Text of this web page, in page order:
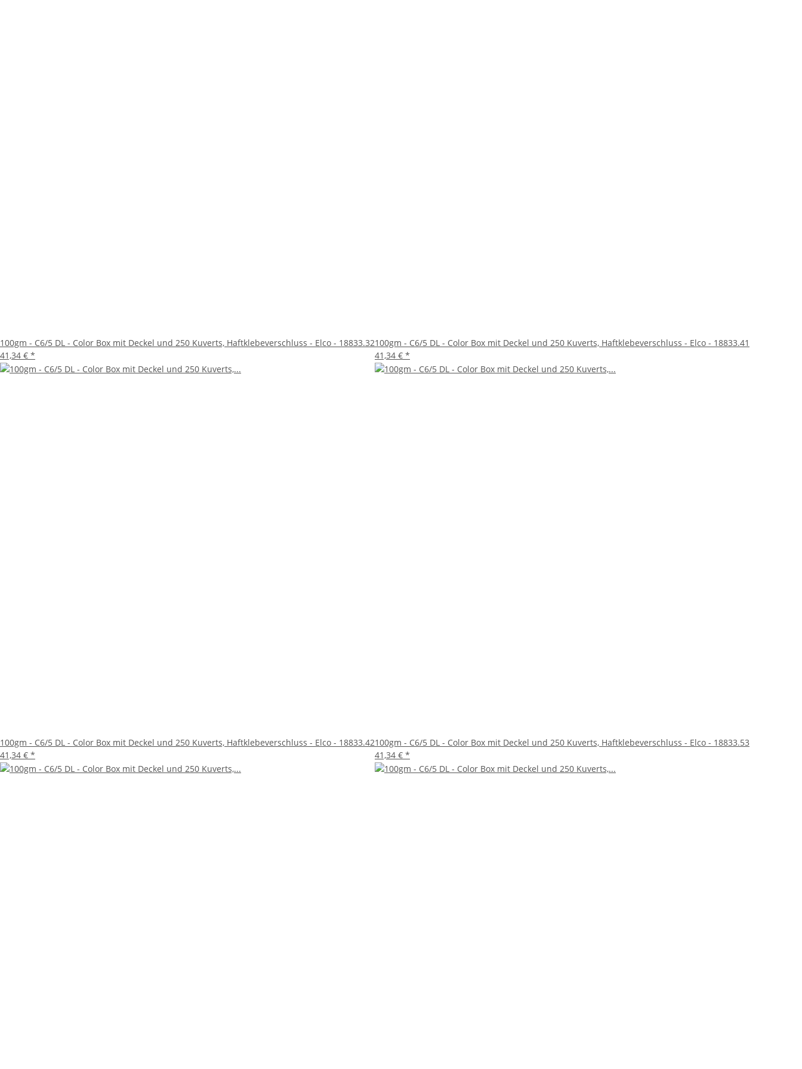
100gm - C6/5 DL - Color Box mit Deckel und 250 Kuverts, Haftklebeverschluss - Elco - 18833.32
41,34 € *
100gm - C6/5 DL - Color Box mit Deckel und 250 Kuverts, Haftklebeverschluss - Elco - 18833.41
41,34 € *
100gm - C6/5 DL - Color Box mit Deckel und 250 Kuverts, Haftklebeverschluss - Elco - 18833.42
41,34 € *
100gm - C6/5 DL - Color Box mit Deckel und 250 Kuverts, Haftklebeverschluss - Elco - 18833.53
41,34 € *